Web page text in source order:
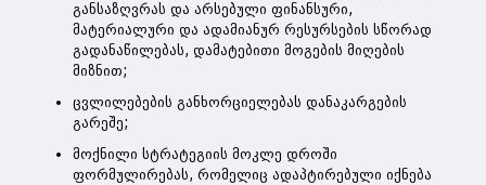
განსაზღვრას და არსებული ფინანსური,
მატერიალური და ადამიანურ რესურსების სწორად
გადანაწილებას, დამატებითი მოგების მიღების
მიზნით;
ცვლილებების განხორციელებას დანაკარგების
გარეშე;
მოქნილი სტრატეგიის მოკლე დროში
ფორმულირებას, რომელიც ადაპტირებული იქნება